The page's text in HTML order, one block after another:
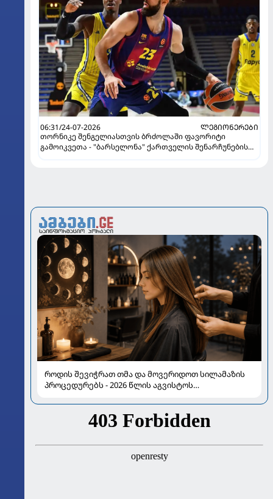
06:31/24-07-2026
ᲚᲔᲒᲘᲝᲜᲔᲠᲔᲑᲘ
თორნიკე შენგელიასთვის ბრძოლაში ფავორიტი
გამოიკვეთა - "ბარსელონა" ქართველის შენარჩუნების
როდის შევიჭრათ თმა და მოვერიდოთ სილამაზის
პროცედურებს - 2026 წლის აგვისტოს